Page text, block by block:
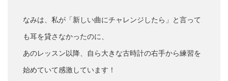
なみは、私が「新しい曲にチャレンジしたら」と言って
も耳を貸さなかったのに、
あのレッスン以降、自ら大きな古時計の右手から練習を
始めていて感激しています！